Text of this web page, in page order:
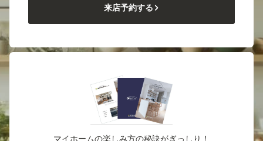
来店予約する
マイホームの楽しみ方の秘訣がぎっしり！